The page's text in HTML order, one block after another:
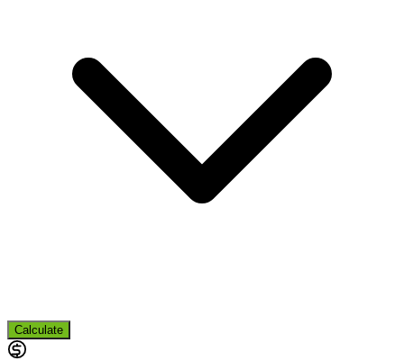
Calculate